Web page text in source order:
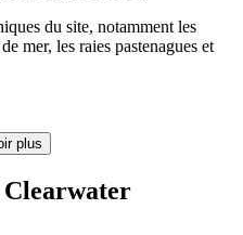
du site, notamment les
mer, les raies pastenagues et
plus